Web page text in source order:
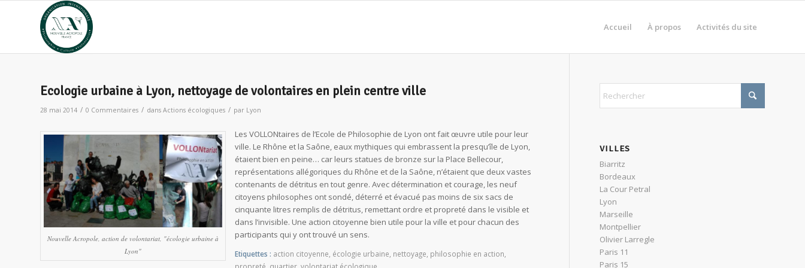
Accueil À propos Activités du site
Ecologie urbaine à Lyon, nettoyage de volontaires en plein centre ville
28 mai 2014 / 0 Commentaires / dans Actions écologiques / par Lyon
Nouvelle Acropole, action de volontariat, "écologie urbaine à
Lyon"
Les VOLLONtaires de l’Ecole de Philosophie de Lyon ont fait œuvre utile pour leur
ville. Le Rhône et la Saône, eaux mythiques qui embrassent la presqu’île de Lyon,
étaient bien en peine… car leurs statues de bronze sur la Place Bellecour,
représentations allégoriques du Rhône et de la Saône, n’étaient que deux vastes
contenants de détritus en tout genre. Avec détermination et courage, les neuf
citoyens philosophes ont sondé, déterré et évacué pas moins de six sacs de
cinquante litres remplis de détritus, remettant ordre et propreté dans le visible et
dans l’invisible. Une action citoyenne bien utile pour la ville et pour chacun des
participants qui y ont trouvé un sens.
Etiquettes : action citoyenne écologie urbaine nettoyage philosophie en action
VILLES
Biarritz
Bordeaux
La Cour Petral
Lyon
Marseille
Montpellier
Olivier Larregle
Paris 11
Paris 15